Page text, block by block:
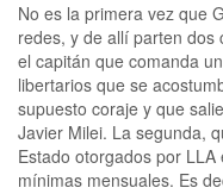
No es la primera vez que
redes, y de allí parten dos
el capitán que comanda
libertarios que se
supuesto coraje y que
Javier Milei. La segunda,
Estado otorgados por
mínimas mensuales. Es